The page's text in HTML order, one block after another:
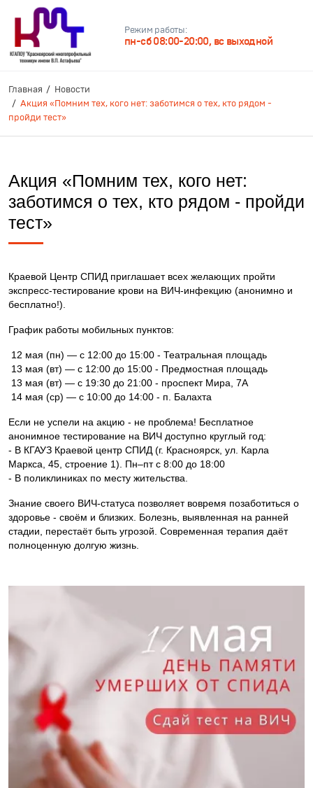
Режим работы:
пн-сб 08:00-20:00, вс выходной
Главная
Новости
Акция «Помним тех, кого нет: заботимся о тех, кто рядом -
пройди тест»
Акция «Помним тех, кого нет:
заботимся о тех, кто рядом - пройди
тест»
Краевой Центр СПИД приглашает всех желающих пройти
экспресс-тестирование крови на ВИЧ-инфекцию (анонимно и
бесплатно!).
График работы мобильных пунктов:
12 мая (пн) — с 12:00 до 15:00 - Театральная площадь
13 мая (вт) — с 12:00 до 15:00 - Предмостная площадь
13 мая (вт) — с 19:30 до 21:00 - проспект Мира, 7А
14 мая (ср) — с 10:00 до 14:00 - п. Балахта
Если не успели на акцию - не проблема! Бесплатное
анонимное тестирование на ВИЧ доступно круглый год:
- В КГАУЗ Краевой центр СПИД (г. Красноярск, ул. Карла
Маркса, 45, строение 1). Пн–пт с 8:00 до 18:00
- В поликлиниках по месту жительства.
Знание своего ВИЧ-статуса позволяет вовремя позаботиться о
здоровье - своём и близких. Болезнь, выявленная на ранней
стадии, перестаёт быть угрозой. Современная терапия даёт
полноценную долгую жизнь.